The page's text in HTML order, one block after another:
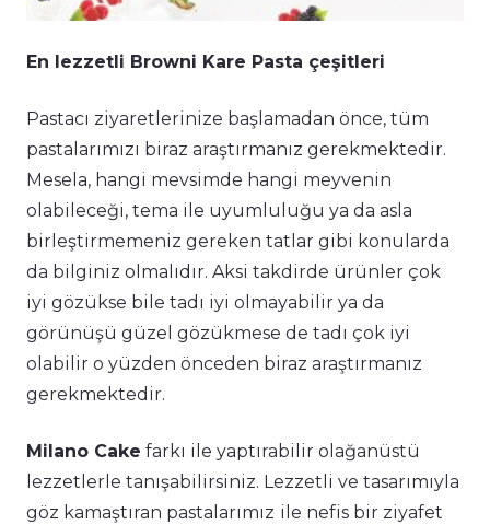
En lezzetli Browni Kare Pasta çeşitleri
Pastacı ziyaretlerinize başlamadan önce, tüm
pastalarımızı biraz araştırmanız gerekmektedir.
Mesela, hangi mevsimde hangi meyvenin
olabileceği, tema ile uyumluluğu ya da asla
birleştirmemeniz gereken tatlar gibi konularda
da bilginiz olmalıdır. Aksi takdirde ürünler çok
iyi gözükse bile tadı iyi olmayabilir ya da
görünüşü güzel gözükmese de tadı çok iyi
olabilir o yüzden önceden biraz araştırmanız
gerekmektedir.
Milano Cake farkı ile yaptırabilir olağanüstü
lezzetlerle tanışabilirsiniz. Lezzetli ve tasarımıyla
göz kamaştıran pastalarımız ile nefis bir ziyafet